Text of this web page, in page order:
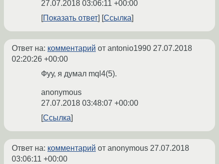
27.07.2018 03:06:11 +00:00
Показать ответ
Ссылка
Ответ на: комментарий от antonio1990 27.07.2018
02:20:26 +00:00
Фуу, я думал mql4(5).
anonymous
27.07.2018 03:48:07 +00:00
Ссылка
Ответ на: комментарий от anonymous 27.07.2018
03:06:11 +00:00